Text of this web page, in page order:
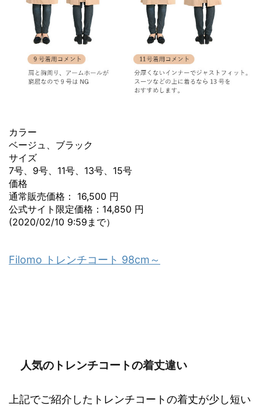
カラー
ベージュ、ブラック
サイズ
7号、9号、11号、13号、15号
価格
通常販売価格： 16,500 円
公式サイト限定価格：14,850 円
(2020/02/10 9:59まで）
Filomo トレンチコート 98cm～
人気のトレンチコートの着丈違い
上記でご紹介したトレンチコートの着丈が少し短い